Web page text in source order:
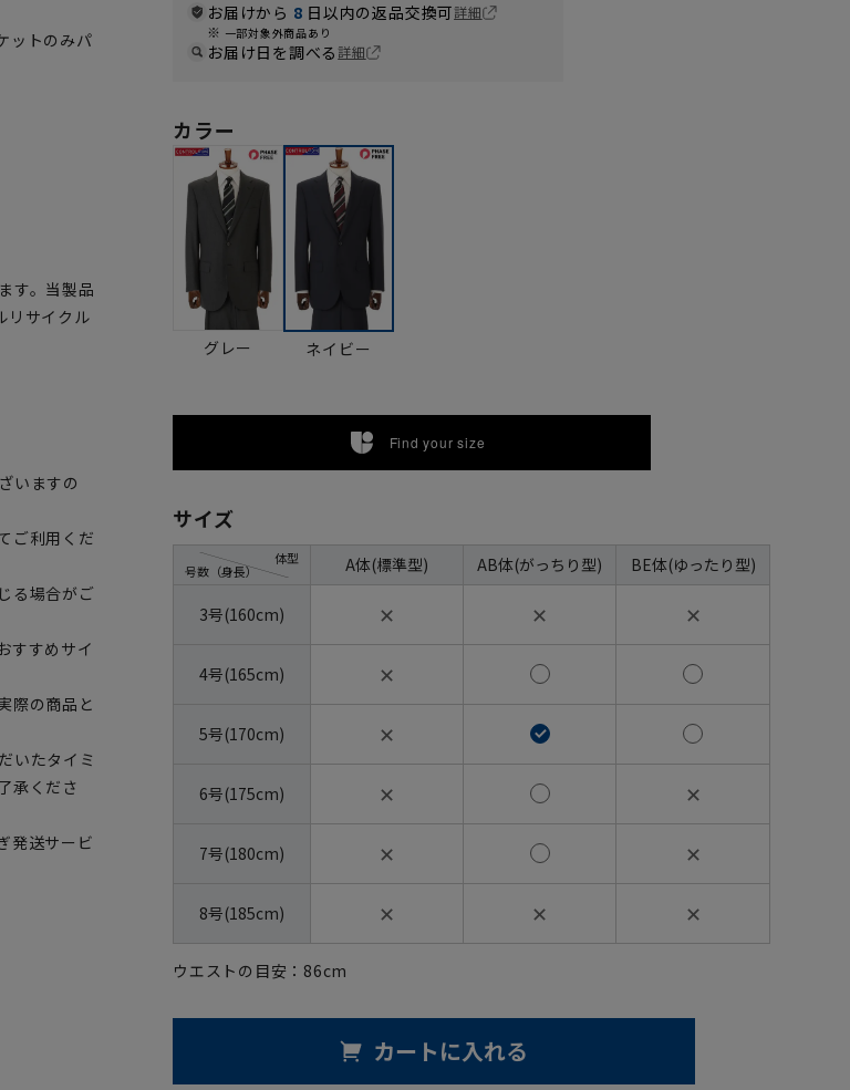
ットのみパ
す。当製品
リサイクル
いますの
ご利用くだ
る場合がご
すすめサイ
際の商品と
いたタイミ
承くださ
発送サービ
お届けから 8 日以内の返品交換可詳細
一部対象外商品あり
お届け日を調べる詳細
カラー
グレー ネイビー
Find your size
サイズ
号数（身長）
体型 A体(標準型) AB体(がっちり型) BE体(ゆったり型)
3号(160cm) ✕ ✕ ✕
4号(165cm) ✕
5号(170cm) ✕
6号(175cm) ✕ ✕
7号(180cm) ✕ ✕
8号(185cm) ✕ ✕ ✕
ウエストの目安： 86cm
カートに入れる